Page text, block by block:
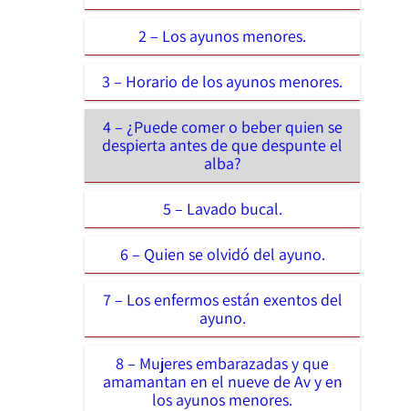
2 – Los ayunos menores.
3 – Horario de los ayunos menores.
4 – ¿Puede comer o beber quien se
despierta antes de que despunte el
alba?
5 – Lavado bucal.
6 – Quien se olvidó del ayuno.
7 – Los enfermos están exentos del
ayuno.
8 – Mujeres embarazadas y que
amamantan en el nueve de Av y en
los ayunos menores.